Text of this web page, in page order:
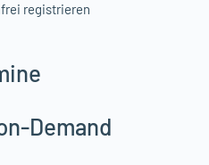
registrieren
Demand